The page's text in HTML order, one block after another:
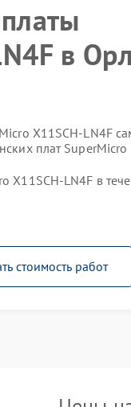
в
X11SCH-LN4F
плат SuperMicro
X11SCH-LN4F в
стоимость работ